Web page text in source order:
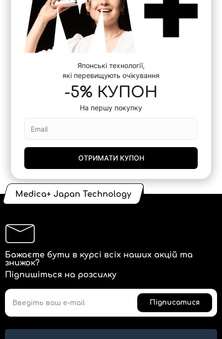
Японські технології,
які перевищують очікування
-5% КУПОН
На першу покупку
ОТРИМАТИ КУПОН
Medica+ Japan Technology
Бажаєте бути в курсі всіх наших акцій та
знижок?
Підпишіться на розсилку
Підписатися